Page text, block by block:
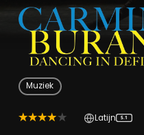
Muziek
Latijn 5.1